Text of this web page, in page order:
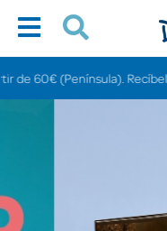
Recíbelo en 24/48